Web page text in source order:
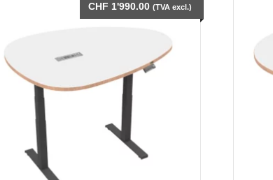
être
choisies
page
CHF 1'990.00 (TVA excl.)